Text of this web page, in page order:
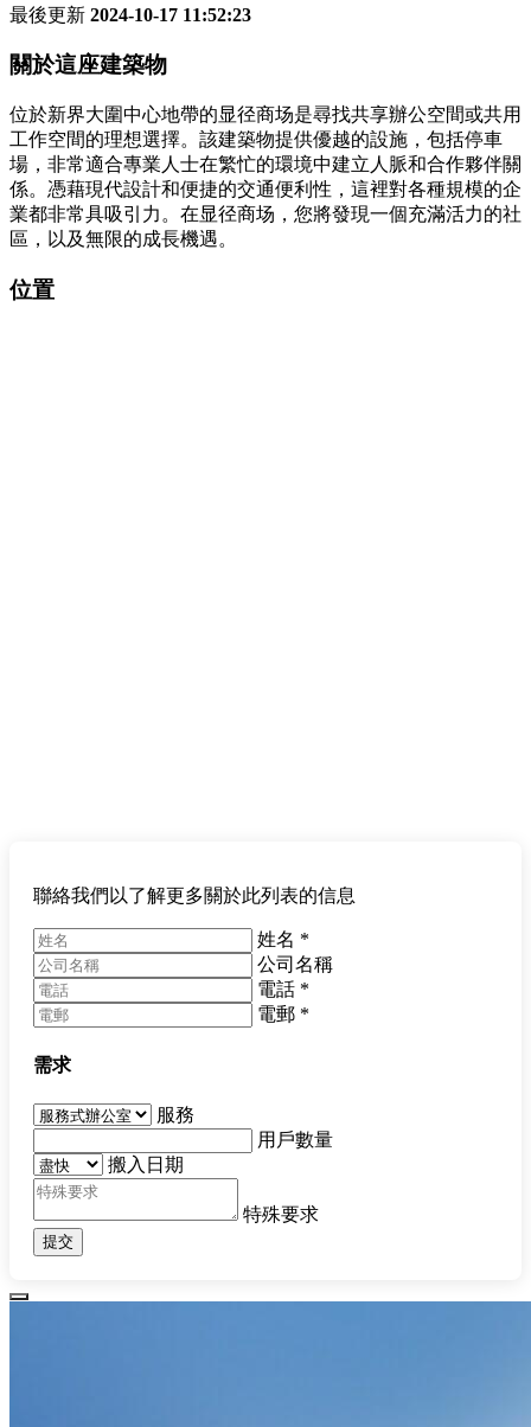
最後更新 2024-10-17 11:52:23
關於這座建築物
位於新界大圍中心地帶的显径商场是尋找共享辦公空間或共用
工作空間的理想選擇。該建築物提供優越的設施，包括停車
場，非常適合專業人士在繁忙的環境中建立人脈和合作夥伴關
係。憑藉現代設計和便捷的交通便利性，這裡對各種規模的企
業都非常具吸引力。在显径商场，您將發現一個充滿活力的社
區，以及無限的成長機遇。
位置
聯絡我們以了解更多關於此列表的信息
姓名 *
公司名稱
電話 *
電郵 *
需求
服務
用戶數量
搬入日期
特殊要求
提交